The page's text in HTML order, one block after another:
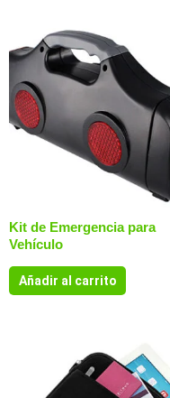
Kit de Emergencia para
Vehículo
Añadir al carrito